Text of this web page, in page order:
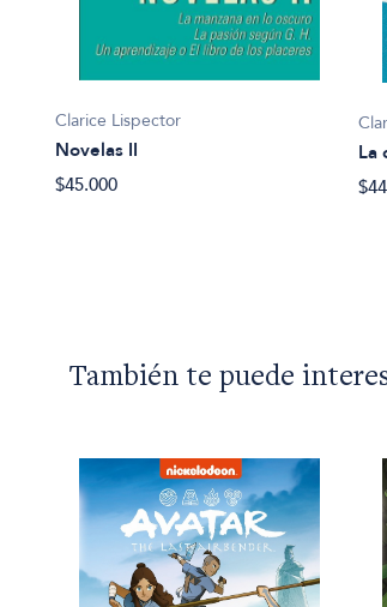
Clarice Lispector
Novelas II
$45.000
La
También te puede